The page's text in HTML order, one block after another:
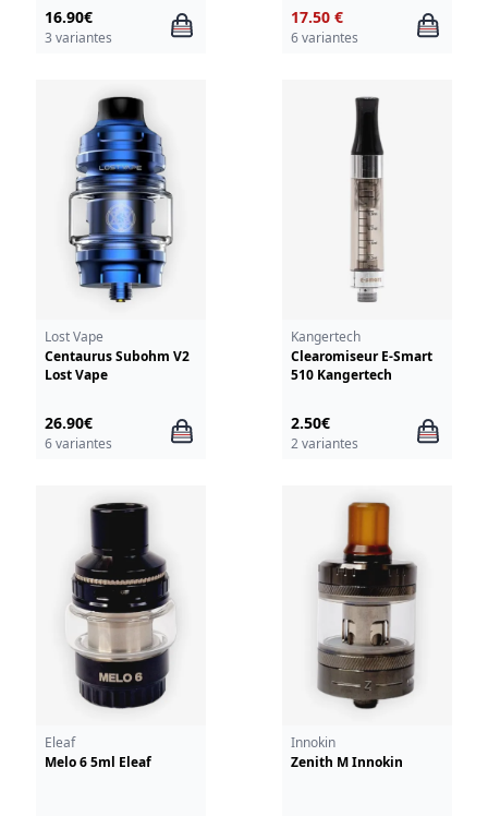
16.90€
3 variantes
17.50 €
6 variantes
Lost Vape
Centaurus Subohm V2
Lost Vape
26.90€
6 variantes
Kangertech
Clearomiseur E-Smart
510 Kangertech
2.50€
2 variantes
Eleaf
Melo 6 5ml Eleaf
Innokin
Zenith M Innokin